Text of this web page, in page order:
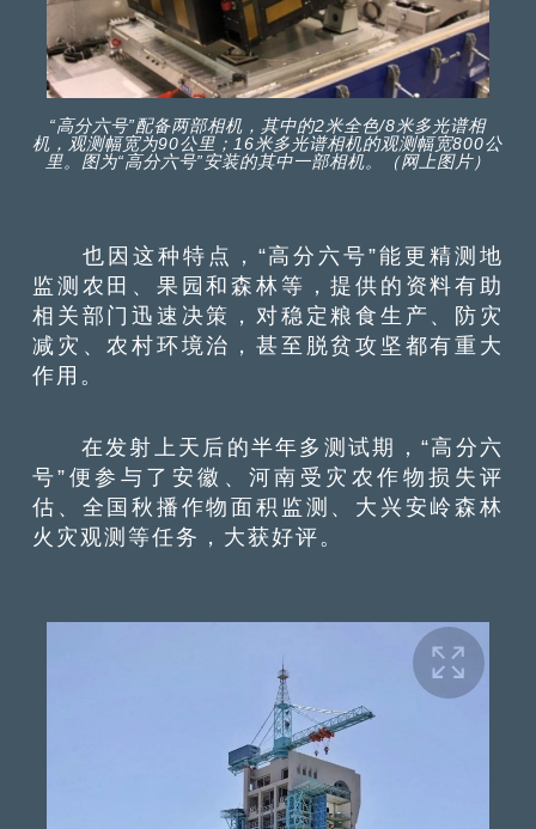
“高分六号”配备两部相机，其中的2米全色/8米多光谱相
机，观测幅宽为90公里；16米多光谱相机的观测幅宽800公
里。图为“高分六号”安装的其中一部相机。（网上图片）
也因这种特点，“高分六号”能更精测地
监测农田、果园和森林等，提供的资料有助
相关部门迅速决策，对稳定粮食生产、防灾
减灾、农村环境治，甚至脱贫攻坚都有重大
作用。
在发射上天后的半年多测试期，“高分六
号”便参与了安徽、河南受灾农作物损失评
估、全国秋播作物面积监测、大兴安岭森林
火灾观测等任务，大获好评。